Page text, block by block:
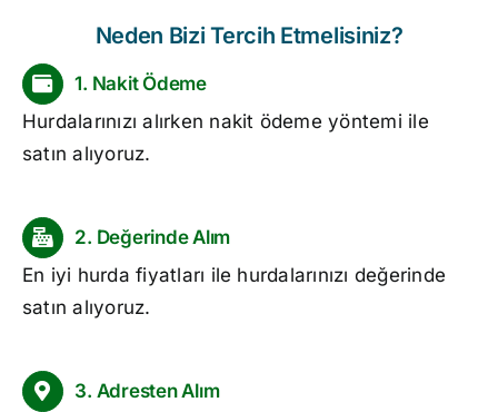
Neden Bizi Tercih Etmelisiniz?
1. Nakit Ödeme
Hurdalarınızı alırken nakit ödeme yöntemi ile
satın alıyoruz.
2. Değerinde Alım
En iyi hurda fiyatları ile hurdalarınızı değerinde
satın alıyoruz.
3. Adresten Alım